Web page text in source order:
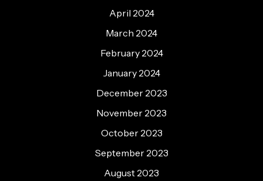
April 2024
March 2024
February 2024
January 2024
December 2023
November 2023
October 2023
September 2023
August 2023